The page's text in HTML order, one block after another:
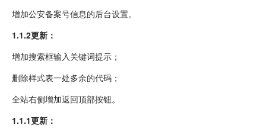
增加公安备案号信息的后台设置。
1.1.2更新：
增加搜索框输入关键词提示；
删除样式表一处多余的代码；
全站右侧增加返回顶部按钮。
1.1.1更新：